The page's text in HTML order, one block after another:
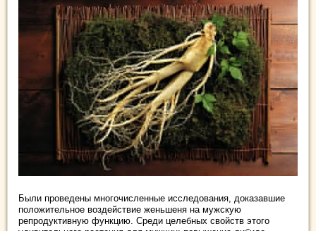
Были проведены многочисленные исследования, доказавшие
положительное воздействие женьшеня на мужскую
репродуктивную функцию. Среди целебных свойств этого